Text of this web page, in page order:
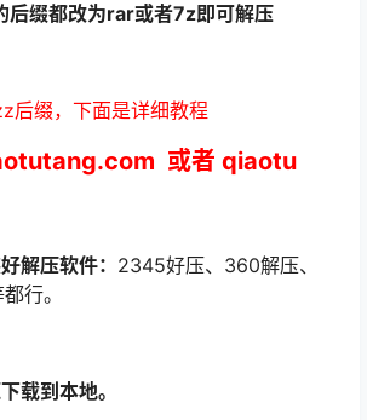
缀都改为rar或者7z即可解压
后缀，下面是详细教程
或者 qiaotu
解压软件： 2345好压、360解压、
行。
载到本地。